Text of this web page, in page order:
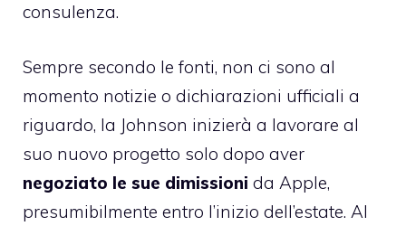
consulenza.
Sempre secondo le fonti, non ci sono al
momento notizie o dichiarazioni ufficiali a
riguardo, la Johnson inizierà a lavorare al
suo nuovo progetto solo dopo aver
negoziato le sue dimissioni da Apple,
presumibilmente entro l’inizio dell’estate. Al